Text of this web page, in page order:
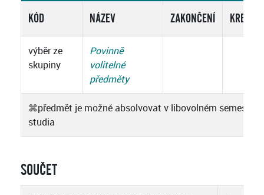
KÓD NÁZEV ZAKONČENÍ KREDITY
výběr ze
skupiny
Povinně
volitelné
předměty
⌘předmět je možné absolvovat v libovolném semestru
studia
SOUČET